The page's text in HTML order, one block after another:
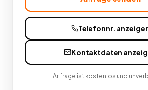
Telefonnr.
Kontaktdaten
Anfrage ist kostenlos und